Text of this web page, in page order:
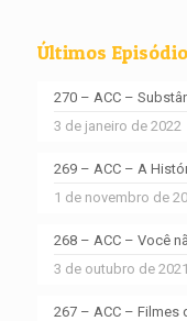
Últimos
270 – ACC –
3 de janeiro de 2022
269 – ACC – A
1 de novembro de
268 – ACC – Você
3 de outubro de 2021
267 – ACC – Filmes